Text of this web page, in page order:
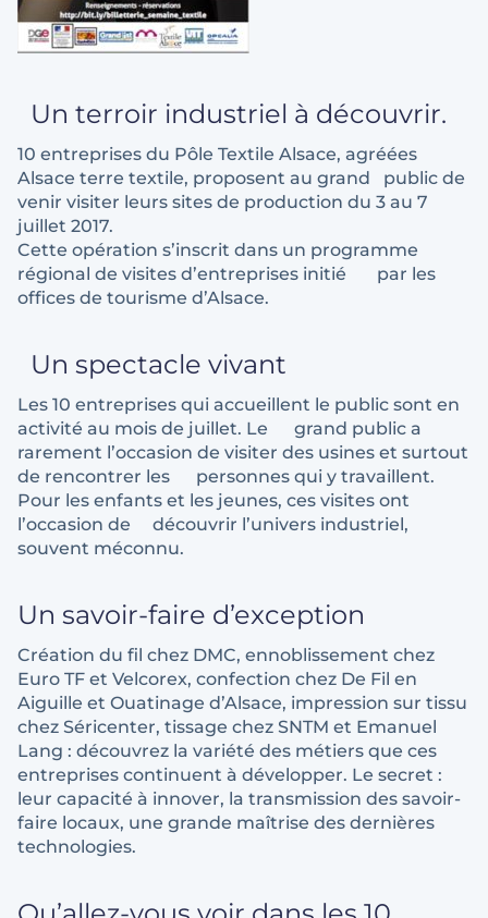
Un terroir industriel à découvrir.
10 entreprises du Pôle Textile Alsace, agréées
Alsace terre textile, proposent au grand public de
venir visiter leurs sites de production du 3 au 7
juillet 2017.
Cette opération s’inscrit dans un programme
régional de visites d’entreprises initié par les
offices de tourisme d’Alsace.
Un spectacle vivant
Les 10 entreprises qui accueillent le public sont en
activité au mois de juillet. Le grand public a
rarement l’occasion de visiter des usines et surtout
de rencontrer les personnes qui y travaillent.
Pour les enfants et les jeunes, ces visites ont
l’occasion de découvrir l’univers industriel,
souvent méconnu.
Un savoir-faire d’exception
Création du fil chez DMC, ennoblissement chez
Euro TF et Velcorex, confection chez De Fil en
Aiguille et Ouatinage d’Alsace, impression sur tissu
chez Séricenter, tissage chez SNTM et Emanuel
Lang : découvrez la variété des métiers que ces
entreprises continuent à développer. Le secret :
leur capacité à innover, la transmission des savoir-
faire locaux, une grande maîtrise des dernières
technologies.